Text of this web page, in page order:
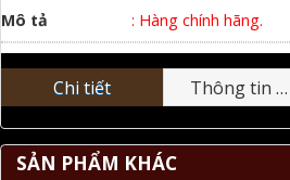
Mô tả : Hàng chính hãng.
Chi tiết Thông tin nhãn hiệu
SẢN PHẨM KHÁC